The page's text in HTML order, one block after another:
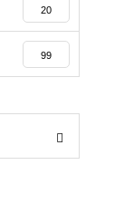
20
99